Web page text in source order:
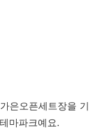
은오픈세트장을 기
마파크예요.